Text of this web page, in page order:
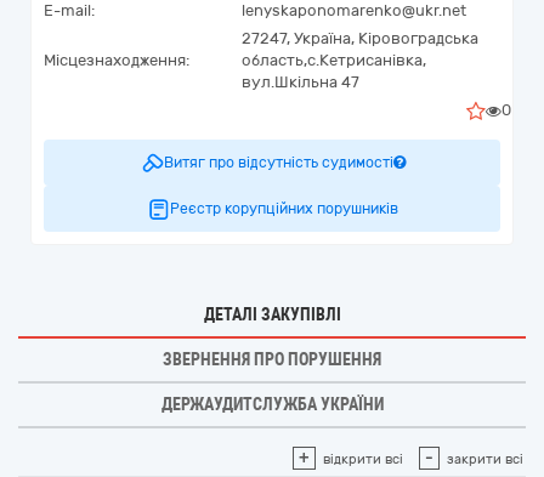
E-mail:
lenyskaponomarenko@ukr.net
Місцезнаходження:
27247, Україна, Кіровоградська
область,с.Кетрисанівка,
вул.Шкільна 47
0
Витяг про відсутність судимості
Реєстр корупційних порушників
ДЕТАЛІ ЗАКУПІВЛІ
ЗВЕРНЕННЯ ПРО ПОРУШЕННЯ
ДЕРЖАУДИТСЛУЖБА УКРАЇНИ
+ відкрити всі - закрити всі